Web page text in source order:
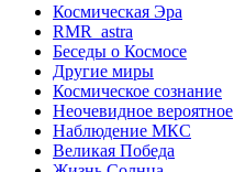
Космическая Эра
RMR_astra
Беседы о Космосе
Другие миры
Космическое сознание
Неочевидное вероятное
Наблюдение МКС
Великая Победа